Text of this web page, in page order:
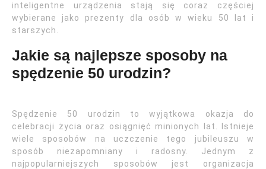
inteligentne urządzenia stają się coraz częściej
wybierane jako prezenty dla osób w wieku 50 lat i
starszych.
Jakie są najlepsze sposoby na
spędzenie 50 urodzin?
Spędzenie 50 urodzin to wyjątkowa okazja do
celebracji życia oraz osiągnięć minionych lat. Istnieje
wiele sposobów na uczczenie tego jubileuszu w
sposób niezapomniany i radosny. Jednym z
najpopularniejszych sposobów jest organizacja